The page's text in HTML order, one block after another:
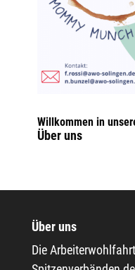
Willkommen in
Über uns
Über uns
Die